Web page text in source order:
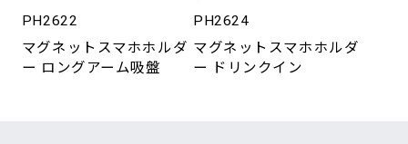
PH2622
マグネットスマホホルダ
ー ロングアーム吸盤
PH2624
マグネットスマホホルダ
ー ドリンクイン